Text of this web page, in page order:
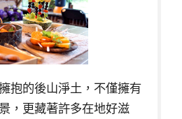
抱的後山淨土，不僅擁有
，更藏著許多在地好滋